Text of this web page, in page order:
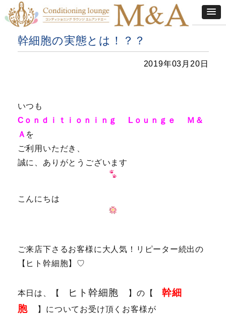
幹細胞の実態とは！？？
2019年03月20日
いつも
Cｏｎｄｉｔｉｏｎｉｎｇ Lｏｕｎｇｅ Ｍ＆
Ａ を
ご利用いただき、
誠に、ありがとうございます
こんにちは
ご来店下さるお客様に大人気！リピーター続出の
【ヒト幹細胞】♡
本日は、【 ヒト幹細胞 】の【幹細
胞
】についてお受け頂くお客様が